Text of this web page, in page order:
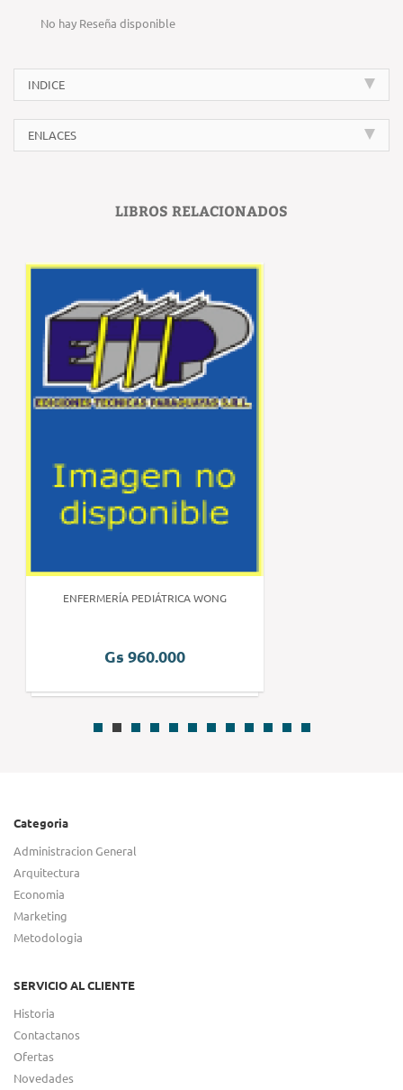
No hay Reseña disponible
INDICE
ENLACES
LIBROS RELACIONADOS
ENFERMERÍA PEDIÁTRICA WONG
Gs 960.000
Categoria
Administracion General
Arquitectura
Economia
Marketing
Metodologia
SERVICIO AL CLIENTE
Historia
Contactanos
Ofertas
Novedades